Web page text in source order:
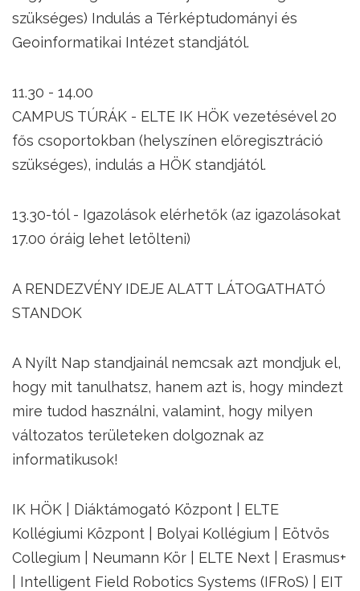
szükséges) Indulás a Térképtudományi és
Geoinformatikai Intézet standjától.
11.30 - 14.00
CAMPUS TÚRÁK - ELTE IK HÖK vezetésével 20
fős csoportokban (helyszínen előregisztráció
szükséges), indulás a HÖK standjától.
13.30-tól - Igazolások elérhetők (az igazolásokat
17.00 óráig lehet letölteni)
A RENDEZVÉNY IDEJE ALATT LÁTOGATHATÓ
STANDOK
A Nyílt Nap standjainál nemcsak azt mondjuk el,
hogy mit tanulhatsz, hanem azt is, hogy mindezt
mire tudod használni, valamint, hogy milyen
változatos területeken dolgoznak az
informatikusok!
IK HÖK | Diáktámogató Központ | ELTE
Kollégiumi Központ | Bolyai Kollégium | Eötvös
Collegium | Neumann Kör | ELTE Next | Erasmus+
| Intelligent Field Robotics Systems (IFRoS) | EIT